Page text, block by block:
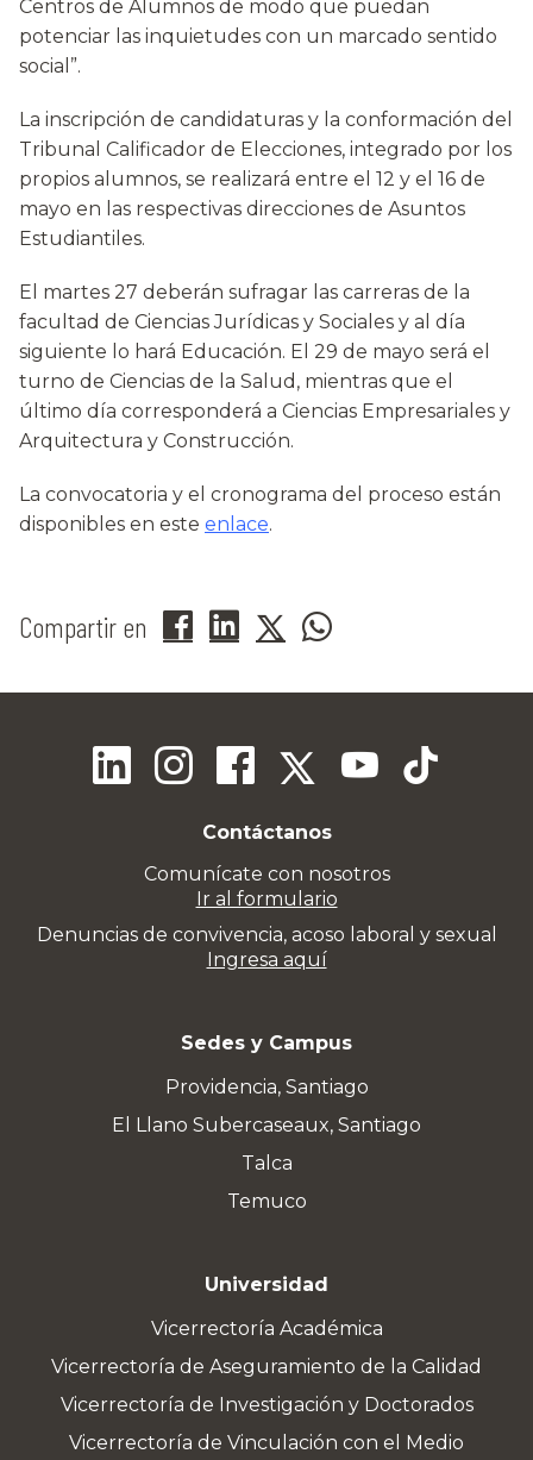
Centros de Alumnos de modo que puedan
potenciar las inquietudes con un marcado sentido
social”.
La inscripción de candidaturas y la conformación del
Tribunal Calificador de Elecciones, integrado por los
propios alumnos, se realizará entre el 12 y el 16 de
mayo en las respectivas direcciones de Asuntos
Estudiantiles.
El martes 27 deberán sufragar las carreras de la
facultad de Ciencias Jurídicas y Sociales y al día
siguiente lo hará Educación. El 29 de mayo será el
turno de Ciencias de la Salud, mientras que el
último día corresponderá a Ciencias Empresariales y
Arquitectura y Construcción.
La convocatoria y el cronograma del proceso están
disponibles en este enlace.
Compartir en
Contáctanos
Comunícate con nosotros
Ir al formulario
Denuncias de convivencia, acoso laboral y sexual
Ingresa aquí
Sedes y Campus
Providencia, Santiago
El Llano Subercaseaux, Santiago
Talca
Temuco
Universidad
Vicerrectoría Académica
Vicerrectoría de Aseguramiento de la Calidad
Vicerrectoría de Investigación y Doctorados
Vicerrectoría de Vinculación con el Medio